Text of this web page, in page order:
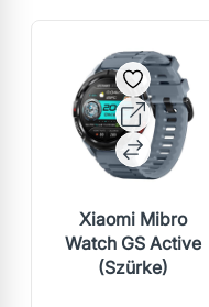
Xiaomi Mibro
Watch GS Active
(Szürke)